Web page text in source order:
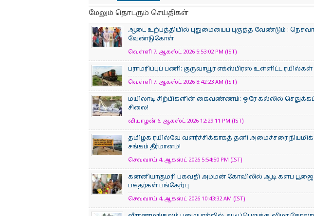
மேலும் தொடரும் செய்திகள்
ஆடை உற்பத்தியில் புதுமையைப் புகுத்த வேண்டும் :
வேண்டுகோள்
வெள்ளி 7, ஆகஸ்ட் 2026 5:53:02 PM (IST)
பராமரிப்புப் பணி: குருவாயூர் எக்ஸ்பிரஸ் உள்ளிட்ட
வெள்ளி 7, ஆகஸ்ட் 2026 8:42:23 AM (IST)
மயிலாடி சிற்பிகளின் கைவண்ணம்: ஒரே கல்லில்
சிலை!
வியாழன் 6, ஆகஸ்ட் 2026 12:29:11 PM (IST)
தமிழக ரயில்வே வளர்ச்சிக்காகத் தனி அமைச்சரை
சங்கம் தீர்மானம்!
செவ்வாய் 4, ஆகஸ்ட் 2026 5:54:50 PM (IST)
கன்னியாகுமரி பகவதி அம்மன் கோவிலில் ஆடி களப
பக்தர்கள் பங்கேற்பு
செவ்வாய் 4, ஆகஸ்ட் 2026 10:43:32 AM (IST)